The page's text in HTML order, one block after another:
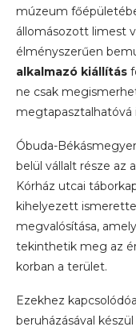
múzeum
állomásozott limest
élményszerűen
alkalmazó kiállítás
ne csak
megtapasztalhatóvá
Óbuda-
belül vállalt része az
Kórház utcai
kihelyezett
megvalósítása,
tekinthetik meg az
korban a terület.
Ezekhez
beruházásával